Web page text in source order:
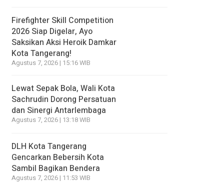
Firefighter Skill Competition
2026 Siap Digelar, Ayo
Saksikan Aksi Heroik Damkar
Kota Tangerang!
Agustus 7, 2026 | 15:16 WIB
Lewat Sepak Bola, Wali Kota
Sachrudin Dorong Persatuan
dan Sinergi Antarlembaga
Agustus 7, 2026 | 13:18 WIB
DLH Kota Tangerang
Gencarkan Bebersih Kota
Sambil Bagikan Bendera
Agustus 7, 2026 | 11:53 WIB